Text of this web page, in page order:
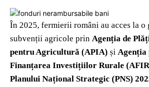
În 2025, fermierii români au acces la o
subvenții agricole prin Agenția de
pentru Agricultură (APIA) și Agenția
Finanțarea Investițiilor Rurale
Planului Național Strategic (PNS)